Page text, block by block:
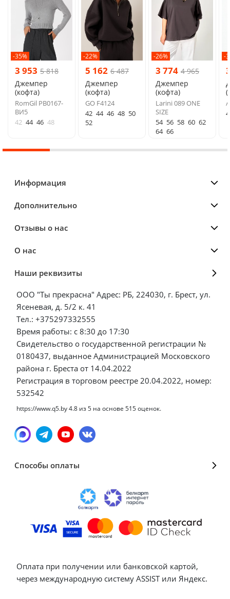
-35%
3 953 5 818
Джемпер
(кофта)
RomGil РВ0167-
ВИ5
42 44 46 48
-22%
5 162 6 487
Джемпер
(кофта)
GO F4124
42 44 46 48 50
52
-26%
3 774 4 965
Джемпер
(кофта)
Larini 089 ONE
SIZE
54 56 58 60 62
64 66
-
Информация
Дополнительно
Отзывы о нас
О нас
Наши реквизиты
ООО "Ты прекрасна" Адрес: РБ, 224030, г. Брест, ул.
Ясеневая, д. 5/2 к. 41
Тел.: +375297332555
Время работы: с 8:30 до 17:30
Свидетельство о государственной регистрации №
0180437, выданное Администрацией Московского
района г. Бреста от 14.04.2022
Регистрация в торговом реестре 20.04.2022, номер:
532542
https://www.q5.by4.8 из5 на основе 515оценок.
Способы оплаты
Оплата при получении или банковской картой,
через международную систему ASSIST или Яндекс.